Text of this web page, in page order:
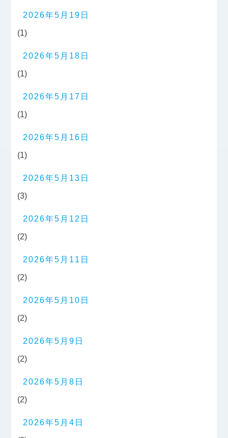
2026年5月19日
(1)
2026年5月18日
(1)
2026年5月17日
(1)
2026年5月16日
(1)
2026年5月13日
(3)
2026年5月12日
(2)
2026年5月11日
(2)
2026年5月10日
(2)
2026年5月9日
(2)
2026年5月8日
(2)
2026年5月4日